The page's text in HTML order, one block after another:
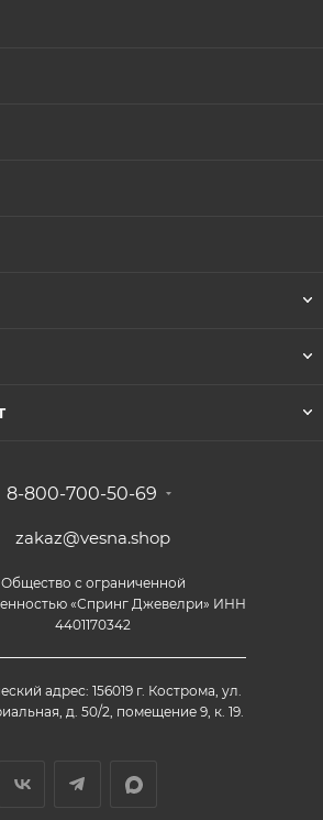
8-800-700-50-69
zakaz@vesna.shop
Общество с ограниченной
«Спринг Джевелри» ИНН
4401170342
адрес: 156019 г. Кострома, ул.
д. 50/2, помещение 9, к. 19.